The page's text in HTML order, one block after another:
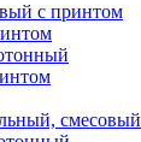
с принтом
смесовый